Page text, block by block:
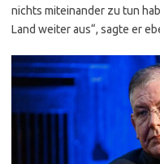
nichts miteinander zu tun
Land weiter aus“, sagte er